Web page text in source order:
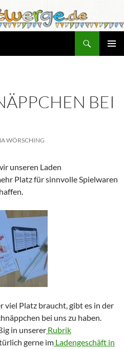
BEI
WÖRSCHING
unseren Laden
Platz für sinnvolle Spielwaren
viel Platz braucht, gibt es in der
bei uns zu haben.
in unserer Rubrik
gerne im Ladengeschäft in